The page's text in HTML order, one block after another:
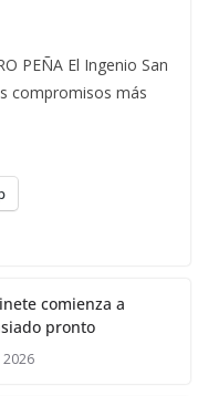
PEÑA El Ingenio San
compromisos más
comienza a
pronto